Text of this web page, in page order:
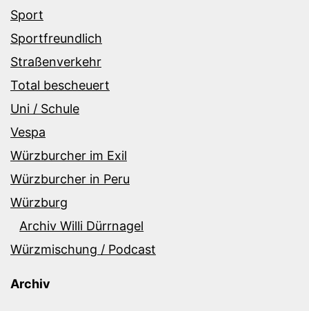
Sport
Sportfreundlich
Straßenverkehr
Total bescheuert
Uni / Schule
Vespa
Würzburcher im Exil
Würzburcher in Peru
Würzburg
Archiv Willi Dürrnagel
Würzmischung / Podcast
Archiv